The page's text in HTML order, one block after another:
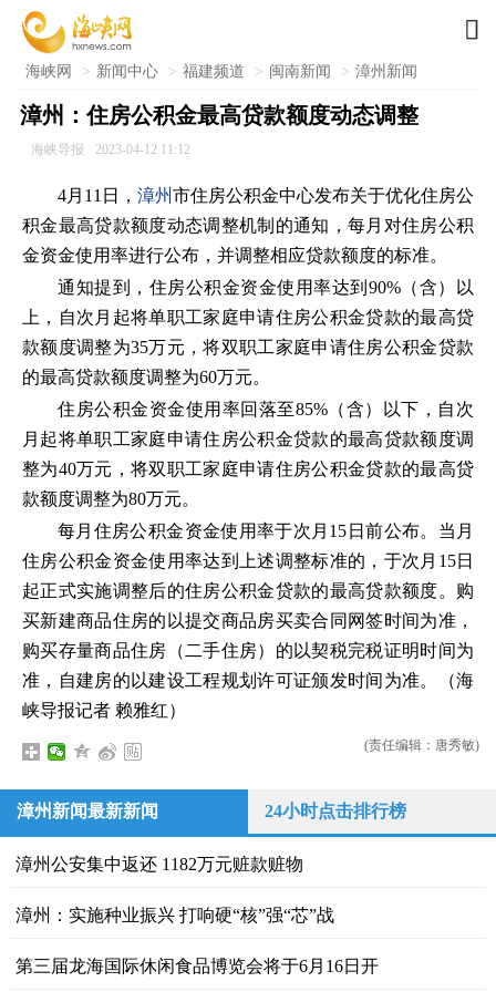

海峡网 > 新闻中心 > 福建频道 > 闽南新闻 > 漳州新闻
漳州：住房公积金最高贷款额度动态调整
海峡导报 2023-04-12 11:12
4月11日， 漳州市住房公积金中心发布关于优化住房公
积金最高贷款额度动态调整机制的通知，每月对住房公积
金资金使用率进行公布，并调整相应贷款额度的标准。
通知提到，住房公积金资金使用率达到90%（含）以
上，自次月起将单职工家庭申请住房公积金贷款的最高贷
款额度调整为35万元，将双职工家庭申请住房公积金贷款
的最高贷款额度调整为60万元。
住房公积金资金使用率回落至85%（含）以下，自次
月起将单职工家庭申请住房公积金贷款的最高贷款额度调
整为40万元，将双职工家庭申请住房公积金贷款的最高贷
款额度调整为80万元。
每月住房公积金资金使用率于次月15日前公布。当月
住房公积金资金使用率达到上述调整标准的，于次月15日
起正式实施调整后的住房公积金贷款的最高贷款额度。购
买新建商品住房的以提交商品房买卖合同网签时间为准，
购买存量商品住房（二手住房）的以契税完税证明时间为
准，自建房的以建设工程规划许可证颁发时间为准。（海
峡导报记者 赖雅红）
(责任编辑：唐秀敏)
漳州新闻最新新闻 24小时点击排行榜
漳州公安集中返还 1182万元赃款赃物
漳州：实施种业振兴 打响硬“核”强“芯”战
第三届龙海国际休闲食品博览会将于6月16日开